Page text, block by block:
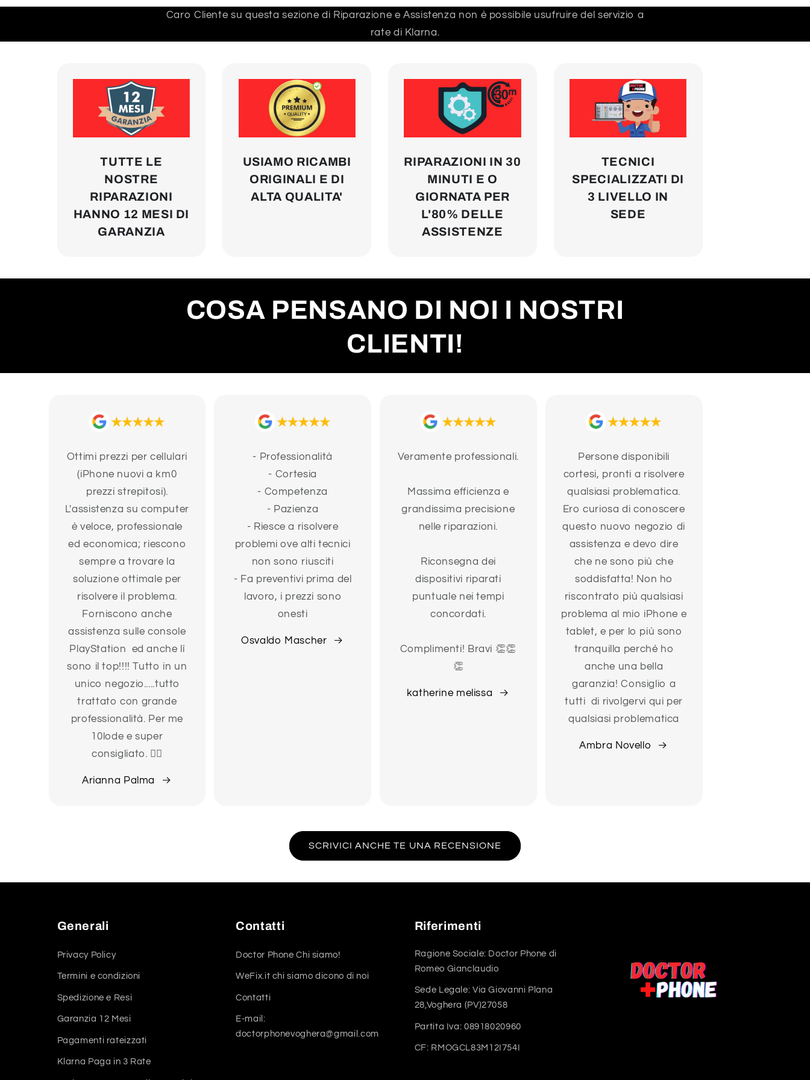
Caro Cliente su questa sezione di Riparazione e Assistenza non è possibile usufruire del servizio a
rate di Klarna.
TUTTE LE
NOSTRE
RIPARAZIONI
HANNO 12 MESI DI
GARANZIA
USIAMO RICAMBI
ORIGINALI E DI
ALTA QUALITA'
RIPARAZIONI IN 30
MINUTI E O
GIORNATA PER
L'80% DELLE
ASSISTENZE
TECNICI
SPECIALIZZATI DI
3 LIVELLO IN
SEDE
COSA PENSANO DI NOI I NOSTRI
CLIENTI!
Ottimi prezzi per cellulari
(iPhone nuovi a km0
prezzi strepitosi).
L'assistenza su computer
è veloce, professionale
ed economica; riescono
sempre a trovare la
soluzione ottimale per
risolvere il problema.
Forniscono anche
assistenza sulle console
PlayStation ed anche lì
sono il top!!!! Tutto in un
unico negozio.....tutto
trattato con grande
professionalità. Per me
10lode e super
consigliato. 👍🏻
Arianna Palma
- Professionalità
- Cortesia
- Competenza
- Pazienza
- Riesce a risolvere
problemi ove alti tecnici
non sono riusciti
- Fa preventivi prima del
lavoro, i prezzi sono
onesti
Osvaldo Mascher
Veramente professionali.
Massima efficienza e
grandissima precisione
nelle riparazioni.
Riconsegna dei
dispositivi riparati
puntuale nei tempi
concordati.
Complimenti! Bravi 👏👏
👏
katherine melissa
Persone disponibili
cortesi, pronti a risolvere
qualsiasi problematica.
Ero curiosa di conoscere
questo nuovo negozio di
assistenza e devo dire
che ne sono più che
soddisfatta! Non ho
riscontrato più qualsiasi
problema al mio iPhone e
tablet, e per lo più sono
tranquilla perché ho
anche una bella
garanzia! Consiglio a
tutti di rivolgervi qui per
qualsiasi problematica
Ambra Novello
SCRIVICI ANCHE TE UNA RECENSIONE
Generali
Privacy Policy
Termini e condizioni
Spedizione e Resi
Garanzia 12 Mesi
Pagamenti rateizzati
Klarna Paga in 3 Rate
Contatti
Doctor Phone Chi siamo!
WeFix.it chi siamo dicono di noi
Contatti
E-mail:
doctorphonevoghera@gmail.com
Riferimenti
Ragione Sociale: Doctor Phone di
Romeo Gianclaudio
Sede Legale: Via Giovanni Plana
28,Voghera (PV)27058
Partita Iva: 08918020960
CF: RMOGCL83M12I754I